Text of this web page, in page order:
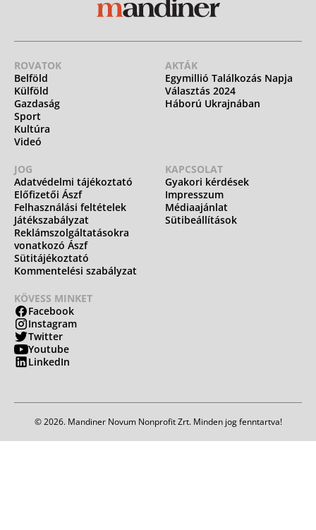
ROVATOK
Belföld
Külföld
Gazdaság
Sport
Kultúra
Videó
AKTÁK
Egymillió Találkozás Napja
Választás 2024
Háború Ukrajnában
JOG
Adatvédelmi tájékoztató
Előfizetői Ászf
Felhasználási feltételek
Játékszabályzat
Reklámszolgáltatásokra
vonatkozó Ászf
Sütitájékoztató
Kommentelési szabályzat
KAPCSOLAT
Gyakori kérdések
Impresszum
Médiaajánlat
Sütibeállítások
KÖVESS MINKET
Facebook
Instagram
Twitter
Youtube
LinkedIn
© 2026. Mandiner Novum Nonprofit Zrt. Minden jog fenntartva!